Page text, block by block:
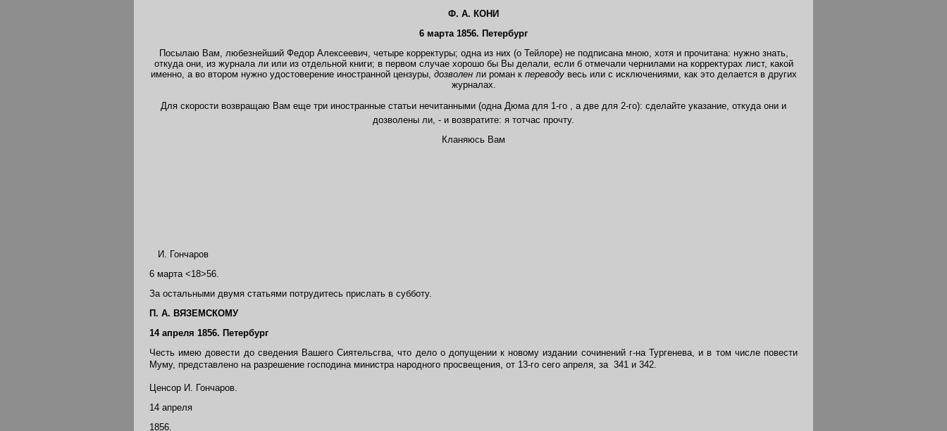
Ф. А. КОНИ
6 марта 1856. Петербург
Посылаю Вам, любезнейший Федор Алексеевич, четыре корректуры; одна из них (о Тейлоре) не подписана мною, хотя и прочитана: нужно знать,
откуда они, из журнала ли или из отдельной книги; в первом случае хорошо бы Вы делали, если б отмечали чернилами на корректурах лист, какой
именно, а во втором нужно удостоверение иностранной цензуры, дозволен ли роман к переводувесь или с исключениями, как это делается в других
журналах.
Для скорости возвращаю Вам еще три иностранные статьи нечитанными (одна Дюма для 1-го , а две для 2-го): сделайте указание, откуда они и
дозволены ли, - и возвратите: я тотчас прочту.
Кланяюсь Вам
И. Гончаров
6 марта <18>56.
За остальными двумя статьями потрудитесь прислать в субботу.
П. А. ВЯЗЕМСКОМУ
14 апреля 1856. Петербург
Честь имею довести до сведения Вашего Сиятельсгва, что дело о допущении к новому издании сочинений г-на Тургенева, и в том числе повести
Муму, представлено на разрешение господина министра народного просвещения, от 13-го сего апреля, за  341 и 342.
Ценсор И. Гончаров.
14 апреля
1856.